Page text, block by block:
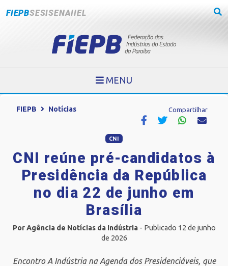
FIEPBSESISENAIIEL
MENU
FIEPB Notícias Compartilhar
CNI
CNI reúne pré-candidatos à
Presidência da República
no dia 22 de junho em
Brasília
Por Agência de Notícias da Indústria- Publicado 12 de junho
de 2026
Encontro A Indústria na Agenda dos Presidenciáveis, que